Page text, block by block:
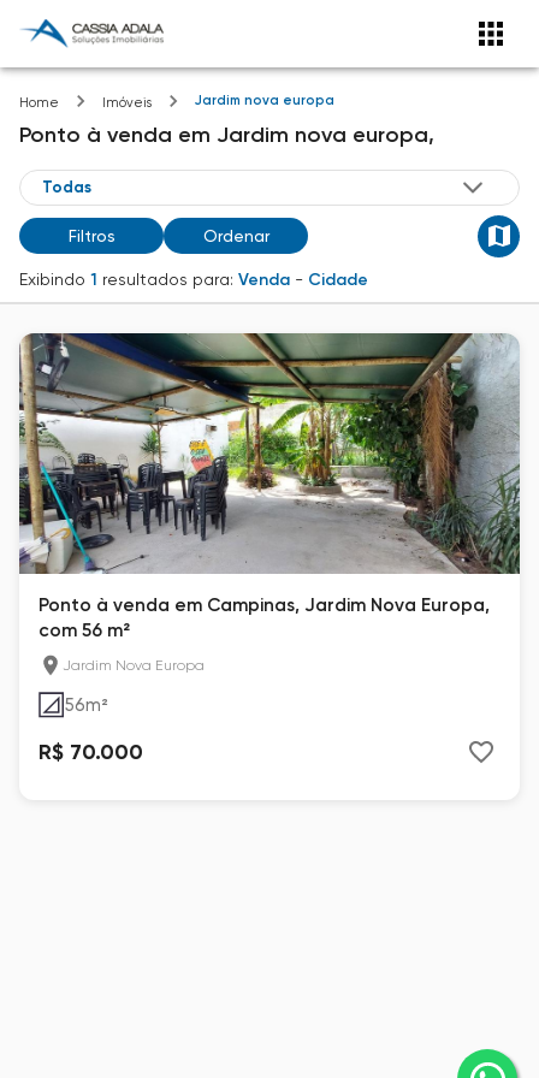
Home Imóveis Jardim nova europa
Ponto à venda em Jardim nova europa,
Filtros Ordenar
Exibindo 1 resultados para: Venda - Cidade
Ponto à venda em Campinas, Jardim Nova Europa,
com 56 m²
Jardim Nova Europa
56m²
R$ 70.000